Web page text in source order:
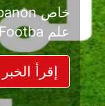
بعد موسم
حسم ل...
إقرأ الخبر